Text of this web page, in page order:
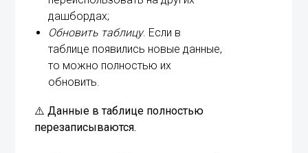
дашбордах;
Обновить таблицу. Если в
таблице появились новые данные,
то можно полностью их
обновить.
⚠️ Данные в таблице полностью
перезаписываются.